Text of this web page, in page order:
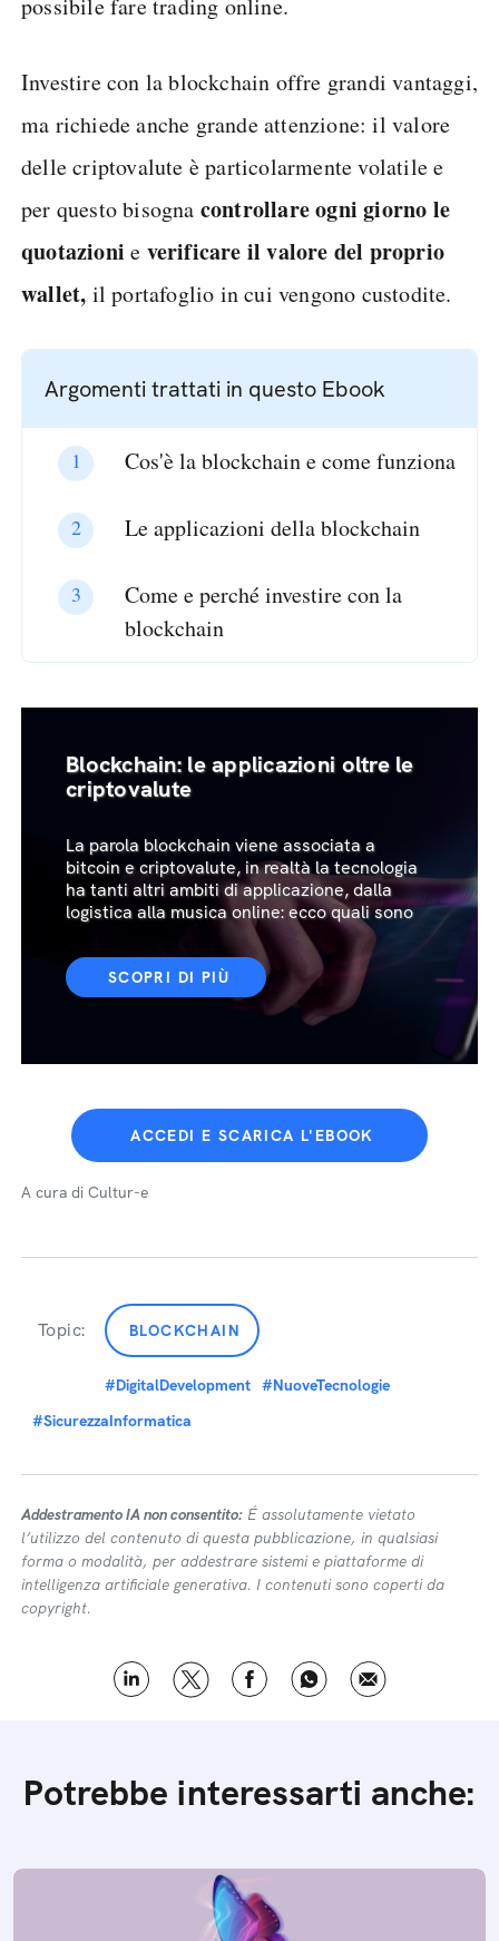
possibile fare trading online.
Investire con la blockchain offre grandi vantaggi,
ma richiede anche grande attenzione: il valore
delle criptovalute è particolarmente volatile e
per questo bisogna controllare ogni giorno le
quotazioni e verificare il valore del proprio
wallet, il portafoglio in cui vengono custodite.
Cos'è la blockchain e come funziona
Le applicazioni della blockchain
Come e perché investire con la
blockchain
Blockchain: le applicazioni oltre le
criptovalute
La parola blockchain viene associata a
bitcoin e criptovalute, in realtà la tecnologia
ha tanti altri ambiti di applicazione, dalla
logistica alla musica online: ecco quali sono
SCOPRI DI PIÙ
ACCEDI E SCARICA L'EBOOK
A cura di Cultur-e
Topic: BLOCKCHAIN
#DigitalDevelopment #NuoveTecnologie
#SicurezzaInformatica
Addestramento IA non consentito: É assolutamente vietato
l’utilizzo del contenuto di questa pubblicazione, in qualsiasi
forma o modalità, per addestrare sistemi e piattaforme di
intelligenza artificiale generativa. I contenuti sono coperti da
copyright.
Potrebbe interessarti anche: